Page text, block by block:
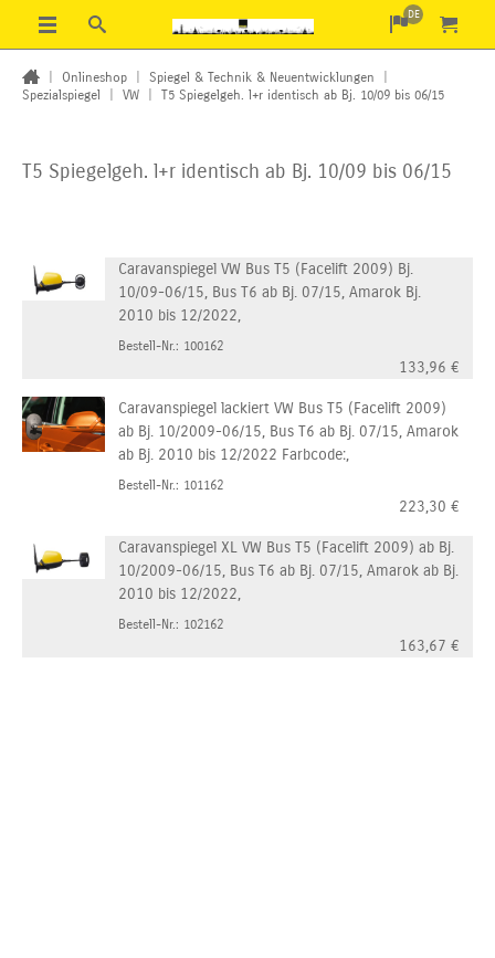
DE
Onlineshop Spiegel & Technik & Neuentwicklungen
Spezialspiegel
VW T5 Spiegelgeh. l+r identisch ab Bj. 10/09 bis 06/15
T5 Spiegelgeh. l+r identisch ab Bj. 10/09 bis 06/15
Caravanspiegel VW Bus T5 (Facelift 2009) Bj.
10/09-06/15, Bus T6 ab Bj. 07/15, Amarok Bj.
2010 bis 12/2022,
Bestell-Nr.: 100162
133,96 €
Caravanspiegel lackiert VW Bus T5 (Facelift 2009)
ab Bj. 10/2009-06/15, Bus T6 ab Bj. 07/15, Amarok
ab Bj. 2010 bis 12/2022 Farbcode:,
Bestell-Nr.: 101162
223,30 €
Caravanspiegel XL VW Bus T5 (Facelift 2009) ab Bj.
10/2009-06/15, Bus T6 ab Bj. 07/15, Amarok ab Bj.
2010 bis 12/2022,
Bestell-Nr.: 102162
163,67 €